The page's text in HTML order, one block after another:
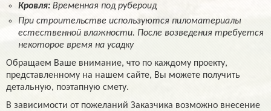
Кровля: Временная под рубероид
При строительстве используются пиломатериалы
естественной влажности. После возведения требуется
некоторое время на усадку
Обращаем Ваше внимание, что по каждому проекту,
представленному на нашем сайте, Вы можете получить
детальную, поэтапную смету.
В зависимости от пожеланий Заказчика возможно внесение